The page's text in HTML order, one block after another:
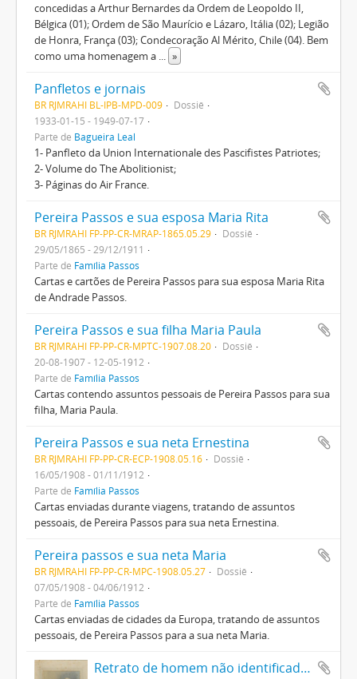
concedidas a Arthur Bernardes da Ordem de Leopoldo II,
Bélgica (01); Ordem de São Maurício e Lázaro, Itália (02); Legião
de Honra, França (03); Condecoração Al Mérito, Chile (04). Bem
como uma homenagem a ... »
Panfletos e jornais
BR RJMRAHI BL-IPB-MPD-009
Dossiê
1933-01-15 - 1949-07-17
Parte de Bagueira Leal
1- Panfleto da Union Internationale des Pascifistes Patriotes;
2- Volume do The Abolitionist;
3- Páginas do Air France.
Pereira Passos e sua esposa Maria Rita
BR RJMRAHI FP-PP-CR-MRAP-1865.05.29
Dossiê
29/05/1865 - 29/12/1911
Parte de Família Passos
Cartas e cartões de Pereira Passos para sua esposa Maria Rita
de Andrade Passos.
Pereira Passos e sua filha Maria Paula
BR RJMRAHI FP-PP-CR-MPTC-1907.08.20
Dossiê
20-08-1907 - 12-05-1912
Parte de Família Passos
Cartas contendo assuntos pessoais de Pereira Passos para sua
filha, Maria Paula.
Pereira Passos e sua neta Ernestina
BR RJMRAHI FP-PP-CR-ECP-1908.05.16
Dossiê
16/05/1908 - 01/11/1912
Parte de Família Passos
Cartas enviadas durante viagens, tratando de assuntos
pessoais, de Pereira Passos para sua neta Ernestina.
Pereira passos e sua neta Maria
BR RJMRAHI FP-PP-CR-MPC-1908.05.27
Dossiê
07/05/1908 - 04/06/1912
Parte de Família Passos
Cartas enviadas de cidades da Europa, tratando de assuntos
pessoais, de Pereira Passos para a sua neta Maria.
Retrato de homem não identificado com dedicatória a Epitácio Pessoa